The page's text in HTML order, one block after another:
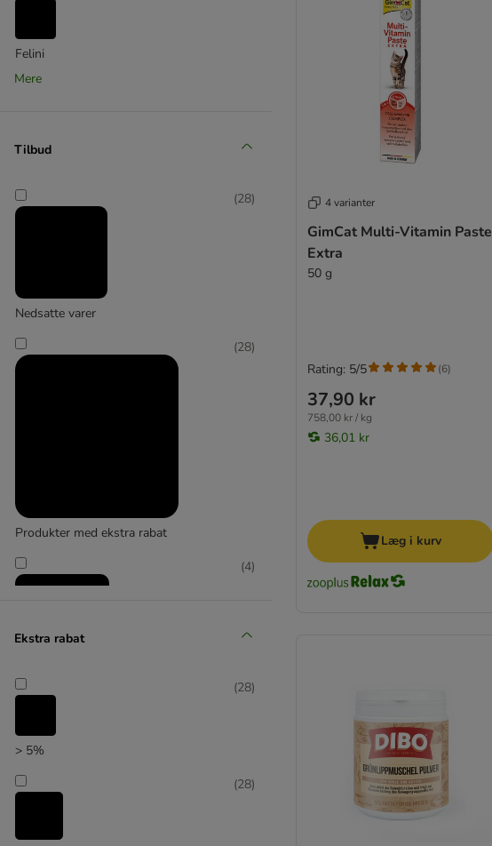
Hill's Prescription Diet
Hill's Science Plan
Integra Veterinary Diet
PRO PLAN Fodersupplement
Royal Canin Veterinary Diet
Doppelherz
Felini
(6)
Mere
Tilbud
Nedsatte varer
(28)
Produkter med ekstra rabat
(28)
zooplus favorit
(4)
Ekstra rabat
> 5%
(28)
(28)
4 varianter
GimCat Multi-Vitamin Paste
Extra
50 g
37,90 kr
758,00 kr / kg
36,01 kr
Rating: 5/5 (6)
Læg i kurv